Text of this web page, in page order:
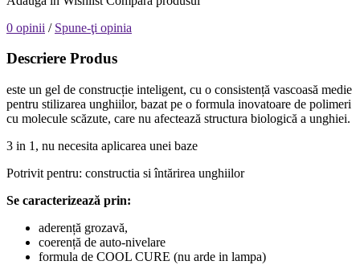
0 opinii / Spune-ţi opinia
Descriere Produs
este un gel de construcție inteligent, cu o consistență vascoasă medie
pentru stilizarea unghiilor, bazat pe o formula inovatoare de polimeri
cu molecule scăzute, care nu afectează structura biologică a unghiei.
3 in 1, nu necesita aplicarea unei baze
Potrivit pentru: constructia si întărirea unghiilor
Se caracterizează prin:
aderență grozavă,
coerență de auto-nivelare
formula de COOL CURE (nu arde in lampa)